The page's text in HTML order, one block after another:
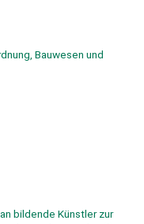
Bauwesen und
bildende Künstler zur